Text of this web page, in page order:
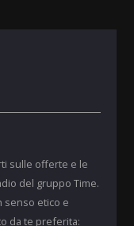
sulle offerte e le
del gruppo Time.
senso etico e
da te preferita: